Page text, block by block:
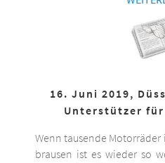
16. Juni 2019,
Unterstützer
Wenn tausende Motorräder
brausen ist es wieder so